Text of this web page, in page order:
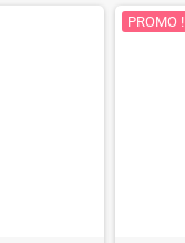
PROMO !